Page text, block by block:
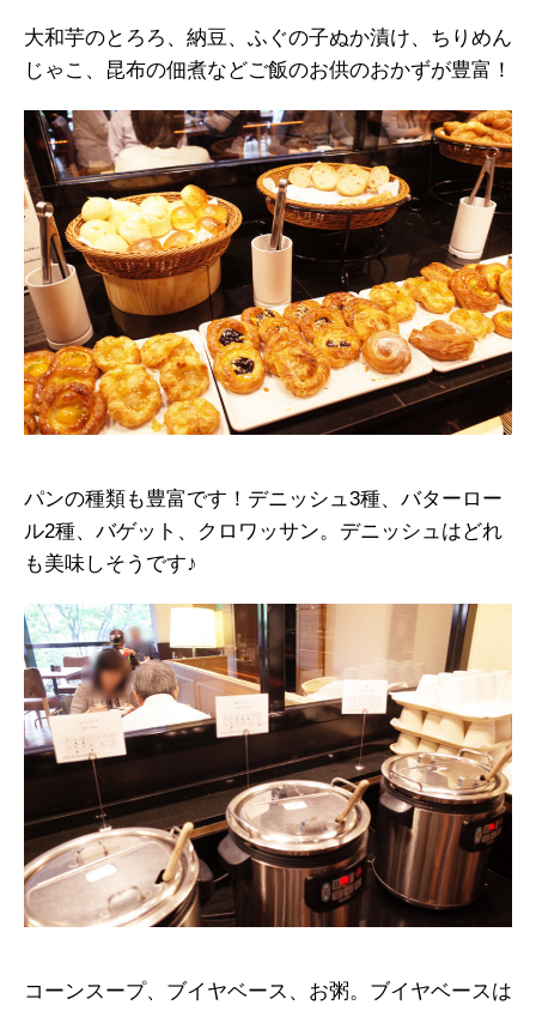
大和芋のとろろ、納豆、ふぐの子ぬか漬け、ちりめん
じゃこ、昆布の佃煮などご飯のお供のおかずが豊富！
パンの種類も豊富です！デニッシュ3種、バターロー
ル2種、バゲット、クロワッサン。デニッシュはどれ
も美味しそうです♪
コーンスープ、ブイヤベース、お粥。ブイヤベースは